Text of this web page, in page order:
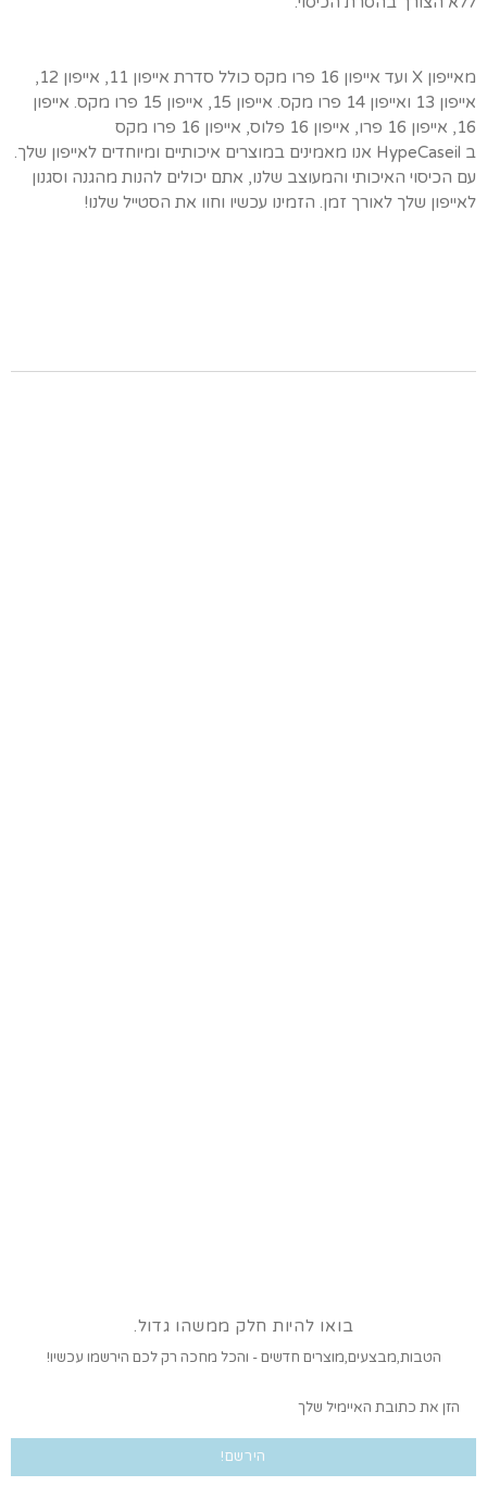
מאייפון X ועד אייפון 16 פרו מקס כולל סדרת אייפון 11, אייפון 12,
אייפון 13 ואייפון 14 פרו מקס. אייפון 15, אייפון 15 פרו מקס. אייפון
16, אייפון 16 פרו, אייפון 16 פלוס, אייפון 16 פרו מקס
ב HypeCaseil אנו מאמינים במוצרים איכותיים ומיוחדים לאייפון שלך.
עם הכיסוי האיכותי והמעוצב שלנו, אתם יכולים להנות מהגנה וסגנון
לאייפון שלך לאורך זמן. הזמינו עכשיו וחוו את הסטייל שלנו!
בואו להיות חלק ממשהו גדול.
הטבות,מבצעים,מוצרים חדשים - והכל מחכה רק לכם הירשמו עכשיו!